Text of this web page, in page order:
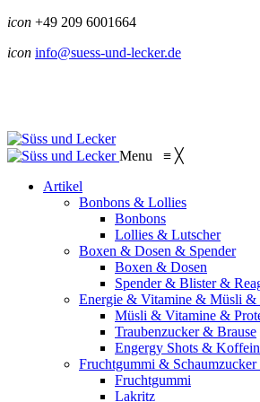
icon +49 209 6001664
icon info@suess-und-lecker.de
Menu ≡ ╳
Artikel
Bonbons & Lollies
Bonbons
Lollies & Lutscher
Boxen & Dosen & Spender
Boxen & Dosen
Spender & Blister &
Energie & Vitamine & Müsli &
Müsli & Vitamine &
Traubenzucker & Brause
Engergy Shots & Koffein
Fruchtgummi &
Fruchtgummi
Lakritz